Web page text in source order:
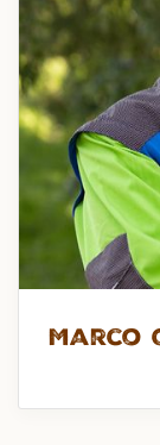
Marco